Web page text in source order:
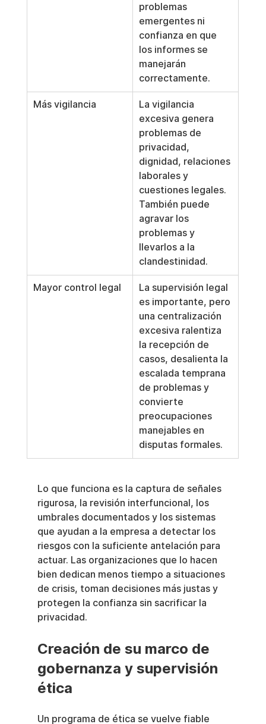
problemas
emergentes ni
confianza en que
los informes se
manejarán
correctamente.
Más vigilancia
La vigilancia
excesiva genera
problemas de
privacidad,
dignidad, relaciones
laborales y
cuestiones legales.
También puede
agravar los
problemas y
llevarlos a la
clandestinidad.
Mayor control legal
La supervisión legal
es importante, pero
una centralización
excesiva ralentiza
la recepción de
casos, desalienta la
escalada temprana
de problemas y
convierte
preocupaciones
manejables en
disputas formales.
Lo que funciona es la captura de señales
rigurosa, la revisión interfuncional, los
umbrales documentados y los sistemas
que ayudan a la empresa a detectar los
riesgos con la suficiente antelación para
actuar. Las organizaciones que lo hacen
bien dedican menos tiempo a situaciones
de crisis, toman decisiones más justas y
protegen la confianza sin sacrificar la
privacidad.
Creación de su marco de
gobernanza y supervisión
ética
Un programa de ética se vuelve fiable